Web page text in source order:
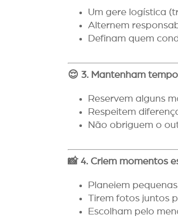
Um gere logística
Alternem
Definam quem
😌 3. Mantenham
Reservem alguns
Respeitem
Não obriguem o
📸 4. Criem momentos
Planeiem
Tirem fotos juntos
Escolham pelo